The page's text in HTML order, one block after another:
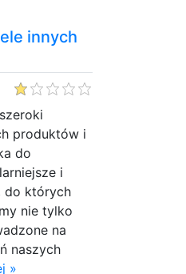
innych
produktów i
do
i
do których
nie tylko
na
naszych
»